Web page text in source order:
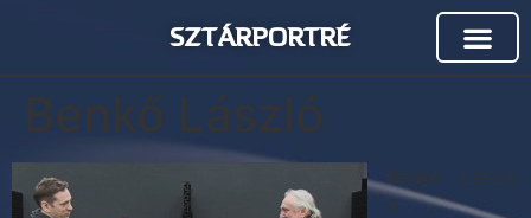
SZTÁRPORTRÉ
Benkő László
Benkő László
a